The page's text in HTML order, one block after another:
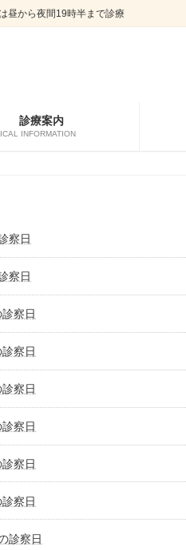
昼から夜間19時半まで診療
診療案内
INFORMATION
察日
察日
察日
察日
察日
察日
察日
察日
診察日